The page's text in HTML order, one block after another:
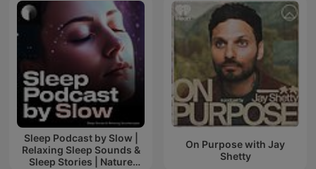
Sleep Podcast by Slow |
Relaxing Sleep Sounds &
Sleep Stories | Nature
On Purpose with Jay
Shetty